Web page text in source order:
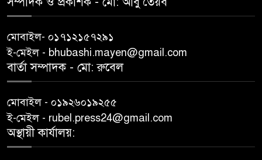
মোবাইল- ০১৭১২১৫৭২৯১
ই-মেইল - bhubashi.mayen@gmail.com
বার্তা সম্পাদক - মো: রু‌বেল
মোবাইল - ০১৯২৬০১৯২৫৫
ই-মেইল - rubel.press24@gmail.com
অস্থায়ী কার্যালয়: